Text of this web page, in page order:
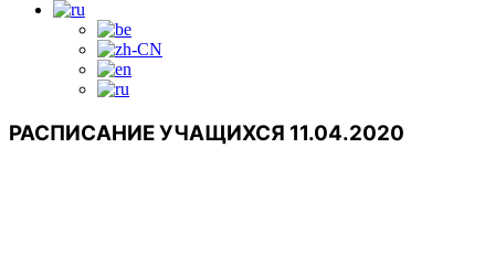
РАСПИСАНИЕ УЧАЩИХСЯ 11.04.2020